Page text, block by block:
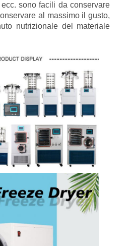
sono facili da conservare
al massimo il gusto,
nutrizionale del materiale